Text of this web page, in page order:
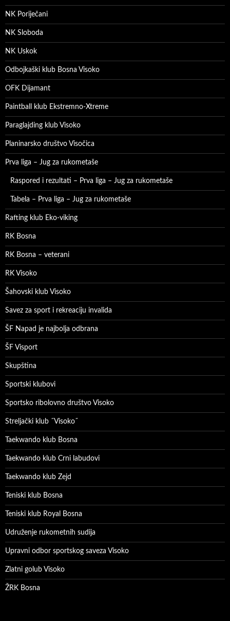
NK Poriječani
NK Sloboda
NK Uskok
Odbojkaški klub Bosna Visoko
OFK Dijamant
Paintball klub Ekstremno-Xtreme
Paraglajding klub Visoko
Planinarsko društvo Visočica
Prva liga – Jug za rukometaše
Raspored i rezultati – Prva liga – Jug za rukometaše
Tabela – Prva liga – Jug za rukometaše
Rafting klub Eko-viking
RK Bosna
RK Bosna – veterani
RK Visoko
Šahovski klub Visoko
Savez za sport i rekreaciju invalida
ŠF Napad je najbolja odbrana
ŠF Visport
Skupština
Sportski klubovi
Sportsko ribolovno društvo Visoko
Streljački klub ˝Visoko˝
Taekwando klub Bosna
Taekwando klub Crni labudovi
Taekwando klub Zejd
Teniski klub Bosna
Teniski klub Royal Bosna
Udruženje rukometnih sudija
Upravni odbor sportskog saveza Visoko
Zlatni golub Visoko
ŽRK Bosna